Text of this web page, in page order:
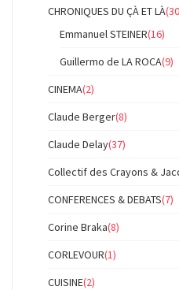
CHRONIQUES DU ÇÀ ET LÀ
Emmanuel STEINER(16)
Guillermo de LA ROCA(9)
CINEMA(2)
Claude Berger(8)
Claude Delay(37)
Collectif des Crayons &
CONFERENCES & DEBATS(7)
Corine Braka(8)
CORLEVOUR(1)
CUISINE(2)